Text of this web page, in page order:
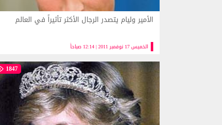
الخميس 17 نوفمبر 2011 | 12:14 صباحاً
الأمير وليام يتصدر الرجال الأكثر تأثيراً في العالم
1847